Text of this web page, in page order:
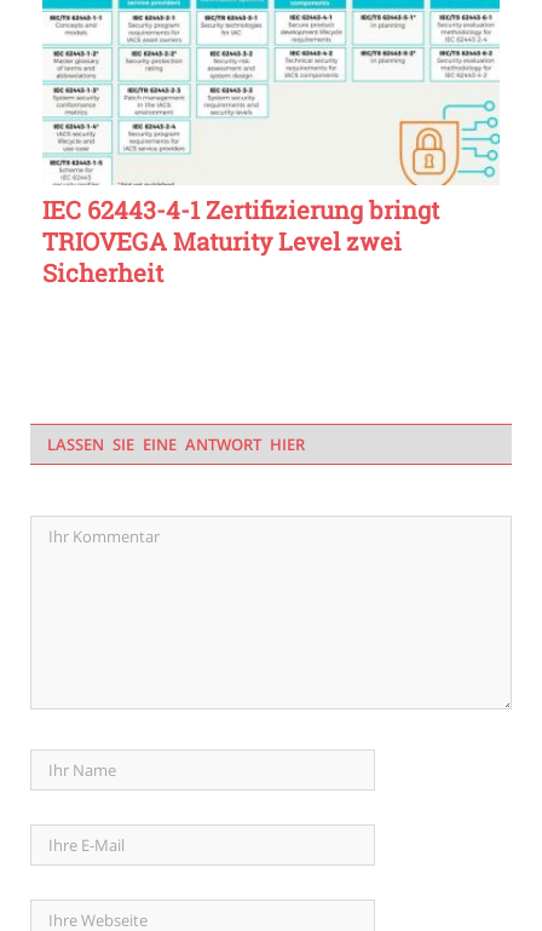
IEC 62443-4-1 Zertifizierung bringt
TRIOVEGA Maturity Level zwei
Sicherheit
LASSEN SIE EINE ANTWORT HIER